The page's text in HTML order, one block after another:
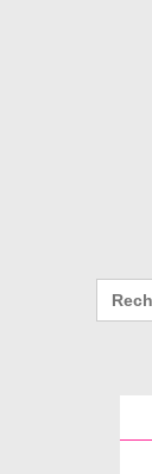
Search
for: